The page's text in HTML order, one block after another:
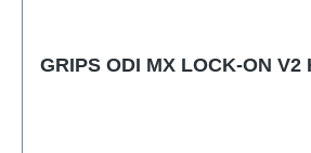
GRIPS ODI MX LOCK-ON V2